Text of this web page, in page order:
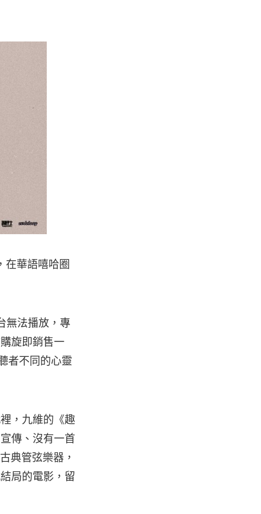
在華語嘻哈圈
無法播放，專
旋即銷售一
者不同的心靈
，九維的《趣
傳、沒有一首
典管弦樂器，
局的電影，留